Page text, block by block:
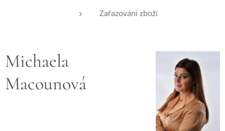
Zařazování zboží
Michaela
Macounová